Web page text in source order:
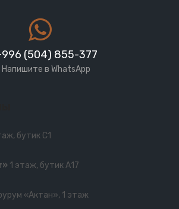
(504) 855-377
Напишите в WhatsApp
бутик С1
1 этаж, бутик А17
«Актан», 1 этаж